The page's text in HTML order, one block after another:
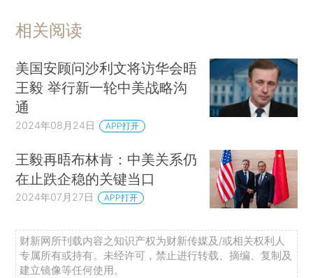
相关阅读
美国安顾问沙利文将访华会晤
王毅 举行新一轮中美战略沟
通
2024年08月24日 APP打开
王毅再晤布林肯：中美关系仍
在止跌企稳的关键当口
2024年07月27日 APP打开
财新网所刊载内容之知识产权为财新传媒及/或相关权利人
专属所有或持有。未经许可，禁止进行转载、摘编、复制及
建立镜像等任何使用。